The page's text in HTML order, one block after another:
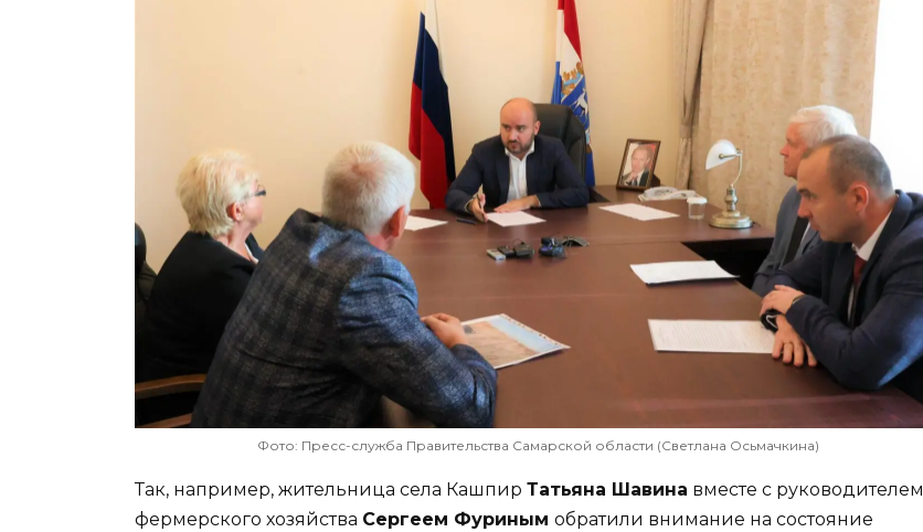
Фото: Пресс-служба Правительства Самарской области (Светлана Осьмачкина)
Так, например, жительница села Кашпир Татьяна Шавина вместе с руководителем
фермерского хозяйства Сергеем Фуриным обратили внимание на состояние